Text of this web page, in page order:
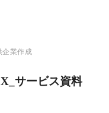
企業作成
サービス資料